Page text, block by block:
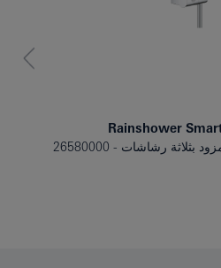
Rainshower
بثلاثة رشاشات
26580000